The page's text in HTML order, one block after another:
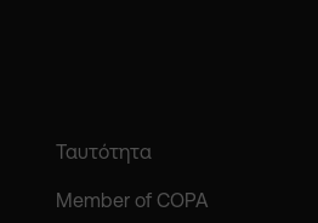
Ταυτότητα
Member of COPA